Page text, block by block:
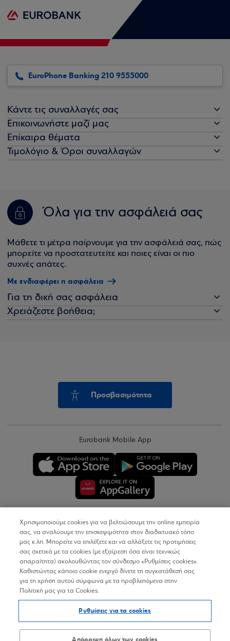
EuroPhone Banking 210 9555000
Κάντε τις συναλλαγές σας
Επικοινωνήστε μαζί μας
Επίκαιρα θέματα
Τιμολόγιο & Όροι συναλλαγών
Όλα για την ασφάλειά σας
Μάθετε τι μέτρα παίρνουμε για την ασφάλειά σας, πώς
μπορείτε να προστατευτείτε και ποιες είναι οι πιο
συχνές απάτες.
Με ενδιαφέρει η ασφάλεια
Για τη δική σας ασφάλεια
Χρειάζεστε βοήθεια;
Προσβασιμότητα
Eurobank Mobile App
Copyright © 2026
Όροι Χρήσης
Προσωπικά Δεδομένα στον Διαδικτυακό Τόπο
Δήλωση Προσβασιμότητας
Sitemap
Χρησιμοποιούμε cookies για να βελτιώσουμε την online εμπειρία
σας, να αναλύουμε την επισκεψιμότητα στον διαδικτυακό τόπο
μας κ.λπ. Μπορείτε να επιλέξετε και να αλλάξετε τις προτιμήσεις
σας σχετικά με τα cookies (με εξαίρεση όσα είναι τεχνικώς
απαραίτητα) ακολουθώντας τον σύνδεσμο «Ρυθμίσεις cookies».
Καθιστώντας κάποιο cookie ενεργό δίνετε τη συγκατάθεσή σας
για τη χρήση αυτού σύμφωνα με τα προβλεπόμενα στην
Πολιτική μας για τα Cookies.
Ρυθμίσεις για τα cookies